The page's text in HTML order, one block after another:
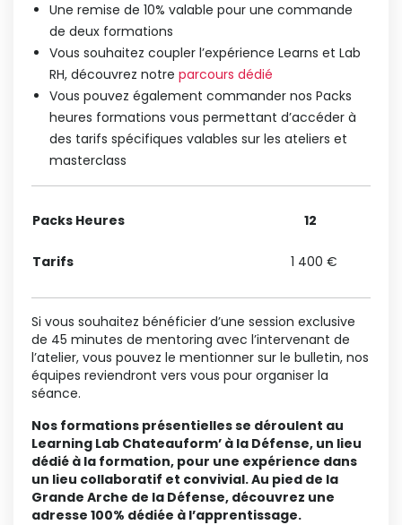
Une remise de 10% valable pour une commande
de deux formations
Vous souhaitez coupler l’expérience Learns et Lab
RH, découvrez notre parcours dédié
Vous pouvez également commander nos Packs
heures formations vous permettant d’accéder à
des tarifs spécifiques valables sur les ateliers et
masterclass
Packs Heures 12
Tarifs 1 400 €
Si vous souhaitez bénéficier d’une session exclusive
de 45 minutes de mentoring avec l’intervenant de
l’atelier, vous pouvez le mentionner sur le bulletin, nos
équipes reviendront vers vous pour organiser la
séance.
Nos formations présentielles se déroulent au
Learning Lab Chateauform’ à la Défense, un lieu
dédié à la formation, pour une expérience dans
un lieu collaboratif et convivial. Au pied de la
Grande Arche de la Défense, découvrez une
adresse 100% dédiée à l’apprentissage.